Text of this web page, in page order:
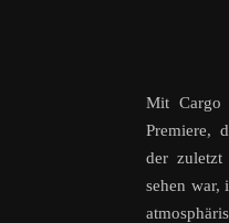
Mit Cargo
Premiere,
der
sehen war,